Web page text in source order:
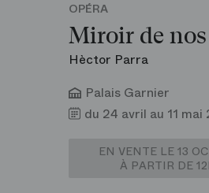
OPÉRA
Miroir de
Hèctor Parra
Palais Garnier
du 24 avril au 11 mai
EN VENTE LE 13
À PARTIR DE